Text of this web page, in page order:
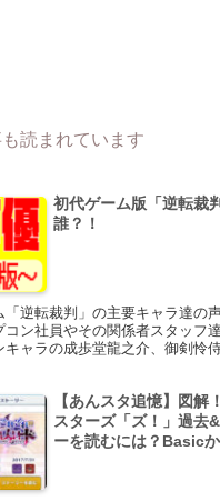
読まれています
初代ゲーム版「逆転裁
誰？！
逆転裁判」の主要キャラ達の
コン社員やその関係者スタッフ
キャラの成歩堂龍之介、御剣怜
【あんスタ追憶】図解
スターズ「ズ！」過去
ーを読むには？Basic